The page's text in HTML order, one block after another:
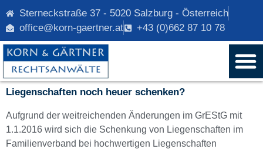
Sterneckstraße 37 - 5020 Salzburg - Österreich
office@korn-gaertner.at
+43 (0)662 87 10 78
Liegenschaften noch heuer schenken?
Aufgrund der weitreichenden Änderungen im GrEStG mit
1.1.2016 wird sich die Schenkung von Liegenschaften im
Familienverband bei hochwertigen Liegenschaften